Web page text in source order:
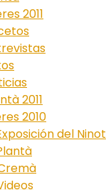
2011
2011
2010
del Ninot